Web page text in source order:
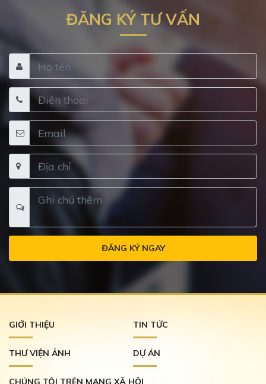
ĐĂNG KÝ TƯ VẤN
ĐĂNG KÝ NGAY
GIỚI THIỆU TIN TỨC
THƯ VIỆN ẢNH DỰ ÁN